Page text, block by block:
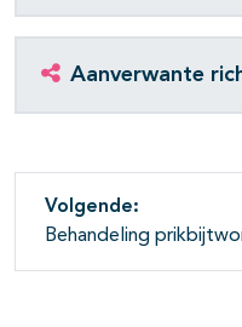
Aanverwante
Volgende:
Behandeling